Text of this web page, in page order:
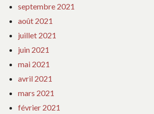
septembre 2021
août 2021
juillet 2021
juin 2021
mai 2021
avril 2021
mars 2021
février 2021